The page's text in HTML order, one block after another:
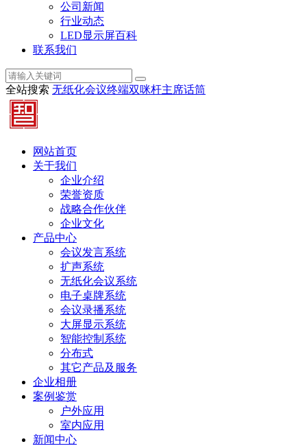
公司新闻
行业动态
LED显示屏百科
联系我们
全站搜索 无纸化会议终端双咪杆主席话筒
网站首页
关于我们
企业介绍
荣誉资质
战略合作伙伴
企业文化
产品中心
会议发言系统
扩声系统
无纸化会议系统
电子桌牌系统
会议录播系统
大屏显示系统
智能控制系统
分布式
其它产品及服务
企业相册
案例鉴赏
户外应用
室内应用
新闻中心